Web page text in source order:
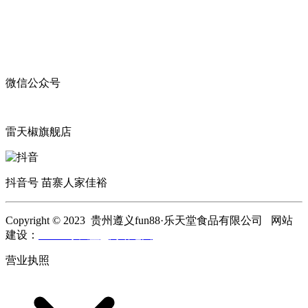
微信公众号
雷天椒旗舰店
抖音号 苗寨人家佳裕
Copyright © 2023 贵州遵义fun88·乐天堂食品有限公司 网站
建设：
营业执照